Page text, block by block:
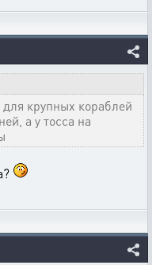
для крупных кораблей
а у тосса на